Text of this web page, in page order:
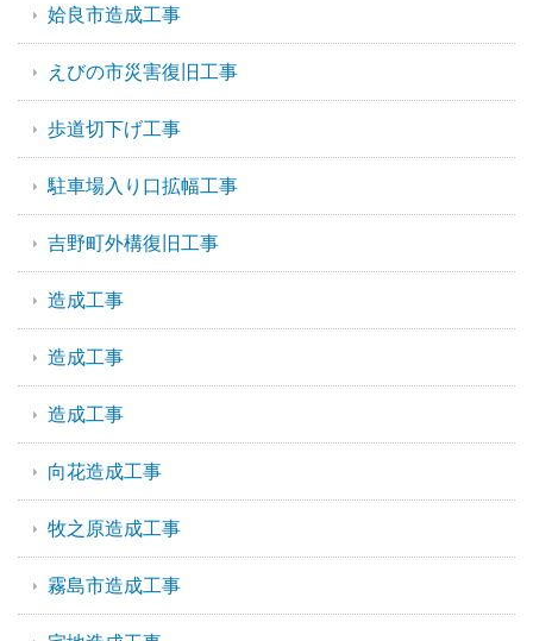
姶良市造成工事
えびの市災害復旧工事
歩道切下げ工事
駐車場入り口拡幅工事
吉野町外構復旧工事
造成工事
造成工事
造成工事
向花造成工事
牧之原造成工事
霧島市造成工事